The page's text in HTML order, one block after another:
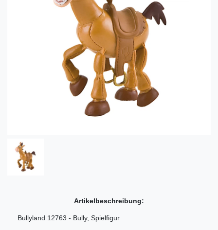
Artikelbeschreibung:
Bullyland 12763 - Bully, Spielfigur